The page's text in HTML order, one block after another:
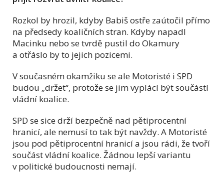
Rozkol by hrozil, kdyby Babiš ostře zaútočil přímo
na předsedy koaličních stran. Kdyby napadl
Macinku nebo se tvrdě pustil do Okamury
a otřáslo by to jejich pozicemi.
V současném okamžiku se ale Motoristé i SPD
budou „držet“, protože se jim vyplácí být součástí
vládní koalice.
SPD se sice drží bezpečně nad pětiprocentní
hranicí, ale nemusí to tak být navždy. A Motoristé
jsou pod pětiprocentní hranicí a jsou rádi, že tvoří
součást vládní koalice. Žádnou lepší variantu
v politické budoucnosti nemají.